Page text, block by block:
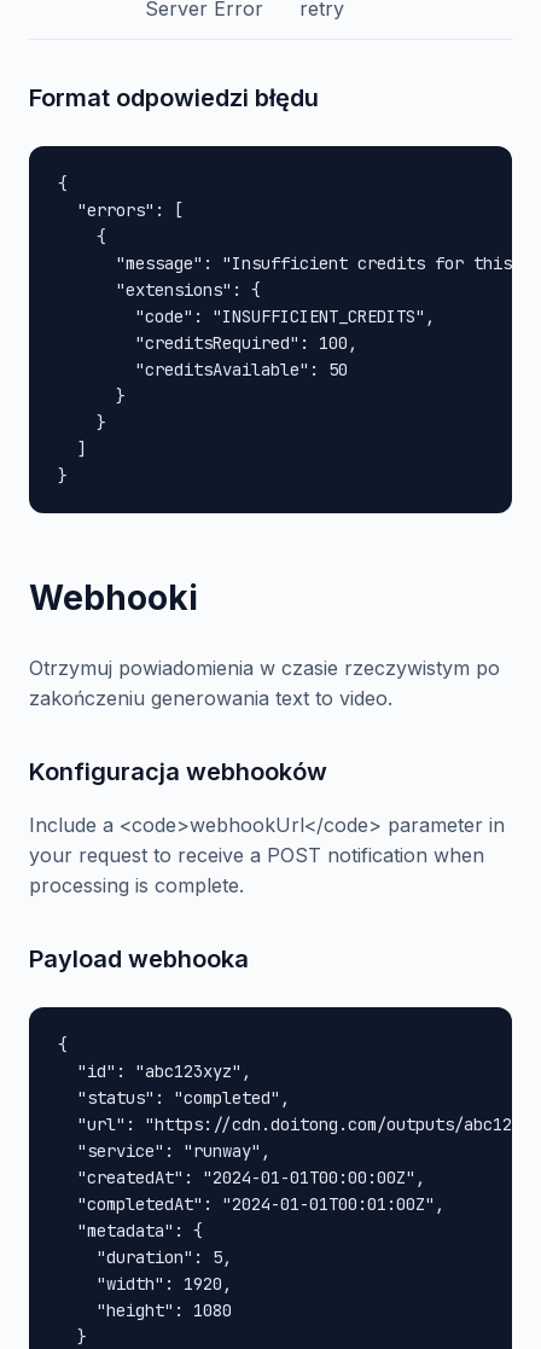
Server Error retry
Format odpowiedzi błędu
{
  "errors": [
    {
"message": "Insufficient credits for this
      "extensions": {
        "code": "INSUFFICIENT_CREDITS",
        "creditsRequired": 100,
        "creditsAvailable": 50
      }
    }
  ]
}
Webhooki
Otrzymuj powiadomienia w czasie rzeczywistym po
zakończeniu generowania text to video.
Konfiguracja webhooków
Include a <code>webhookUrl</code> parameter in
your request to receive a POST notification when
processing is complete.
Payload webhooka
{
  "id": "abc123xyz",
  "status": "completed",
"url": "https://cdn.doitong.com/outputs/
  "service": "runway",
  "createdAt": "2024-01-01T00:00:00Z",
  "completedAt": "2024-01-01T00:01:00Z",
  "metadata": {
    "duration": 5,
    "width": 1920,
    "height": 1080
  }